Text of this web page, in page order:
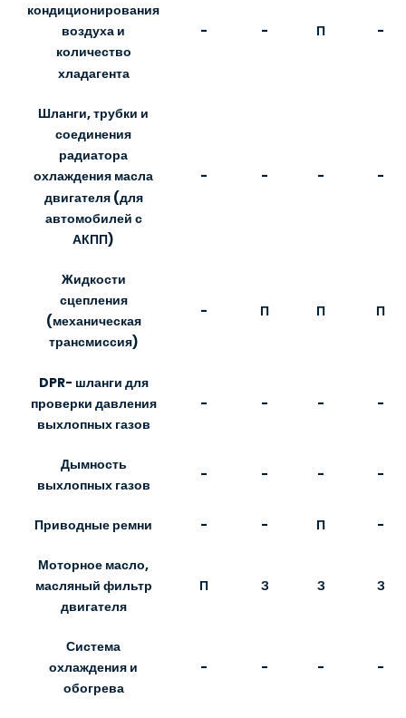
кондиционирования
воздуха и
количество
хладагента
- - П -
Шланги, трубки и
соединения
радиатора
охлаждения масла
двигателя (для
автомобилей с
АКПП)
- - - -
Жидкости
сцепления
(механическая
трансмиссия)
- П П П
DPR- шланги для
проверки давления
выхлопных газов
- - - -
Дымность
выхлопных газов
- - - -
Приводные ремни - - П -
Моторное масло,
масляный фильтр
двигателя
П З З З
Система
охлаждения и
обогрева
- - - -